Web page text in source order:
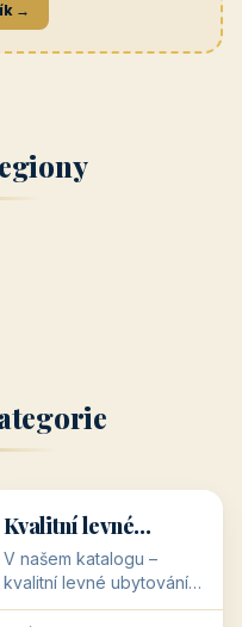
→
kraj)
Žilinský
Střední Čechy
(Středočeský
💰
34 objektů
Kvalitní levné
ubytování
V našem katalogu –
kvalitní levné ubytování –
jsou pro Vás připraveny